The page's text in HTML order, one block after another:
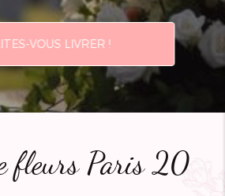
VOUS LIVRER !
fleurs Paris 20